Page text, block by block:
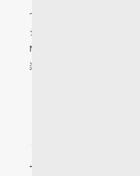
つみたてNISA
ジュニアNISA
NISAをはじめるには
楽天証券NISAの魅力
サービス